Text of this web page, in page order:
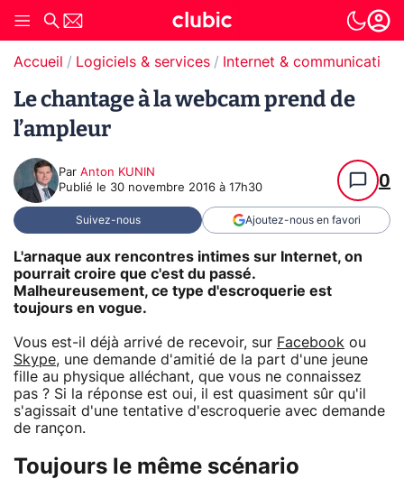
Accueil Logiciels & services Internet & communication
Le chantage à la webcam prend de
l’ampleur
Par Anton KUNIN
Publié le 30 novembre 2016 à 17h30 0
Suivez-nous Ajoutez-nous en favori
L'arnaque aux rencontres intimes sur Internet, on
pourrait croire que c'est du passé.
Malheureusement, ce type d'escroquerie est
toujours en vogue.
Vous est-il déjà arrivé de recevoir, sur Facebook ou
Skype, une demande d'amitié de la part d'une jeune
fille au physique alléchant, que vous ne connaissez
pas ? Si la réponse est oui, il est quasiment sûr qu'il
s'agissait d'une tentative d'escroquerie avec demande
de rançon.
Toujours le même scénario